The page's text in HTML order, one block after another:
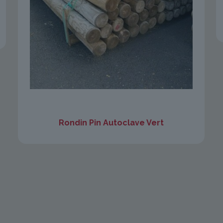
Rondin Pin Autoclave Vert